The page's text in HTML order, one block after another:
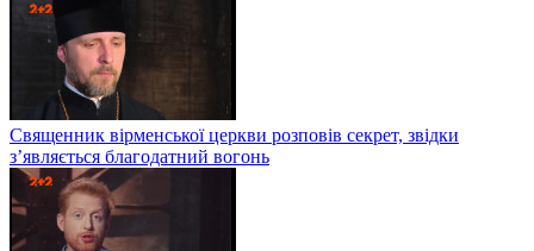
Священник вірменської церкви розповів секрет, звідки
з’являється благодатний вогонь